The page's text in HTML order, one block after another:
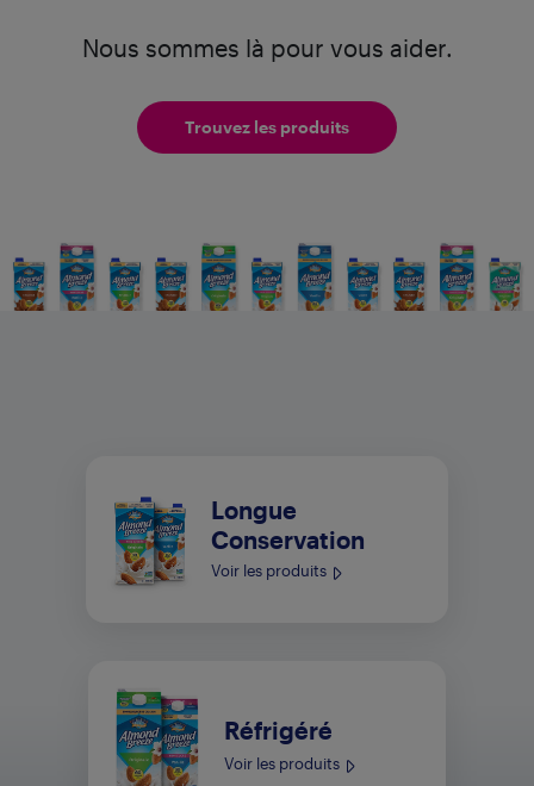
Nous sommes là pour vous aider.
Trouvez les produits
Longue
Conservation
Voir les produits
Réfrigéré
Voir les produits